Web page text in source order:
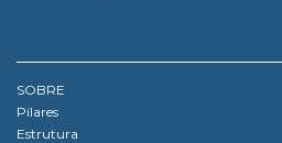
SOBRE
Pilares
Estrutura